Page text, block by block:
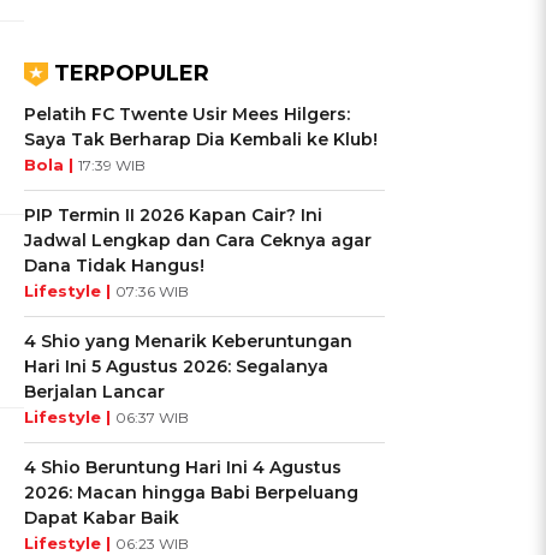
TERPOPULER
Pelatih FC Twente Usir Mees Hilgers:
Saya Tak Berharap Dia Kembali ke Klub!
Bola | 17:39 WIB
PIP Termin II 2026 Kapan Cair? Ini
Jadwal Lengkap dan Cara Ceknya agar
Dana Tidak Hangus!
Lifestyle | 07:36 WIB
4 Shio yang Menarik Keberuntungan
Hari Ini 5 Agustus 2026: Segalanya
Berjalan Lancar
Lifestyle | 06:37 WIB
4 Shio Beruntung Hari Ini 4 Agustus
2026: Macan hingga Babi Berpeluang
Dapat Kabar Baik
Lifestyle | 06:23 WIB